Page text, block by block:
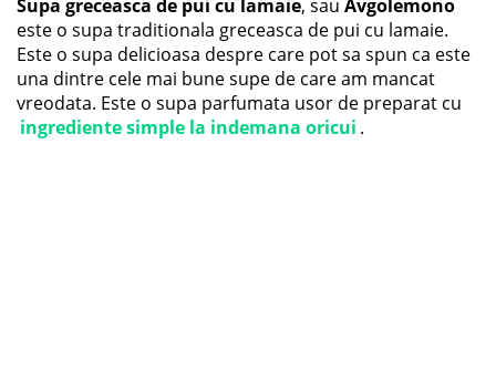
Supa greceasca de pui cu lamaie, sau Avgolemono
este o supa traditionala greceasca de pui cu lamaie.
Este o supa delicioasa despre care pot sa spun ca este
una dintre cele mai bune supe de care am mancat
vreodata. Este o supa parfumata usor de preparat cu
ingrediente simple la indemana oricui .